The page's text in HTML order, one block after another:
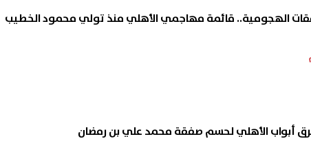
الهجومية.. قائمة مهاجمي الأهلي منذ تولي محمود الخطيب
الأهلي لحسم صفقة محمد علي بن رمضان